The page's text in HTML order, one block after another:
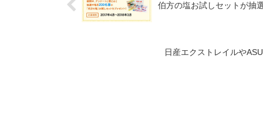
伯方の塩お試しセットが抽
日産エクストレイルや